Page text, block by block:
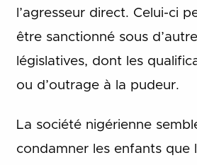
l’agresseur direct. Celui-ci
être sanctionné sous
législatives, dont les
ou d’outrage à la pudeur.
La société nigérienne
condamner les enfants que